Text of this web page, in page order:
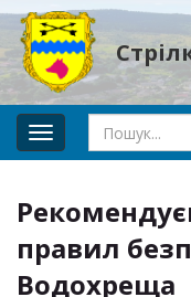
Toggle
navigation
правил
Водохреща